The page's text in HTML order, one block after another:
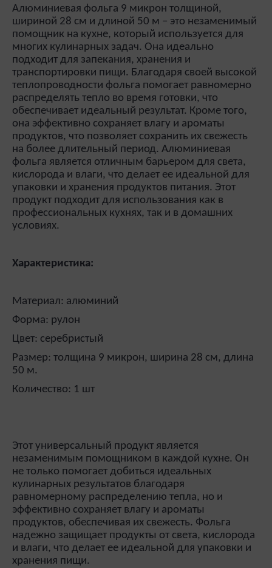
Алюминиевая фольга 9 микрон толщиной,
шириной 28 см и длиной 50 м – это незаменимый
помощник на кухне, который используется для
многих кулинарных задач. Она идеально
подходит для запекания, хранения и
транспортировки пищи. Благодаря своей высокой
теплопроводности фольга помогает равномерно
распределять тепло во время готовки, что
обеспечивает идеальный результат. Кроме того,
она эффективно сохраняет влагу и ароматы
продуктов, что позволяет сохранить их свежесть
на более длительный период. Алюминиевая
фольга является отличным барьером для света,
кислорода и влаги, что делает ее идеальной для
упаковки и хранения продуктов питания. Этот
продукт подходит для использования как в
профессиональных кухнях, так и в домашних
условиях.
Характеристика:
Материал: алюминий
Форма: рулон
Цвет: серебристый
Размер: толщина 9 микрон, ширина 28 см, длина
50 м.
Количество: 1 шт
Этот универсальный продукт является
незаменимым помощником в каждой кухне. Он
не только помогает добиться идеальных
кулинарных результатов благодаря
равномерному распределению тепла, но и
эффективно сохраняет влагу и ароматы
продуктов, обеспечивая их свежесть. Фольга
надежно защищает продукты от света, кислорода
и влаги, что делает ее идеальной для упаковки и
хранения пищи.